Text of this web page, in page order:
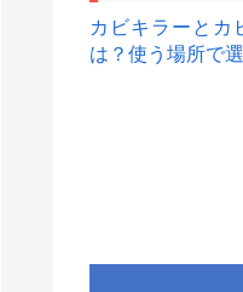
カビキラーとカ
は？使う場所で選